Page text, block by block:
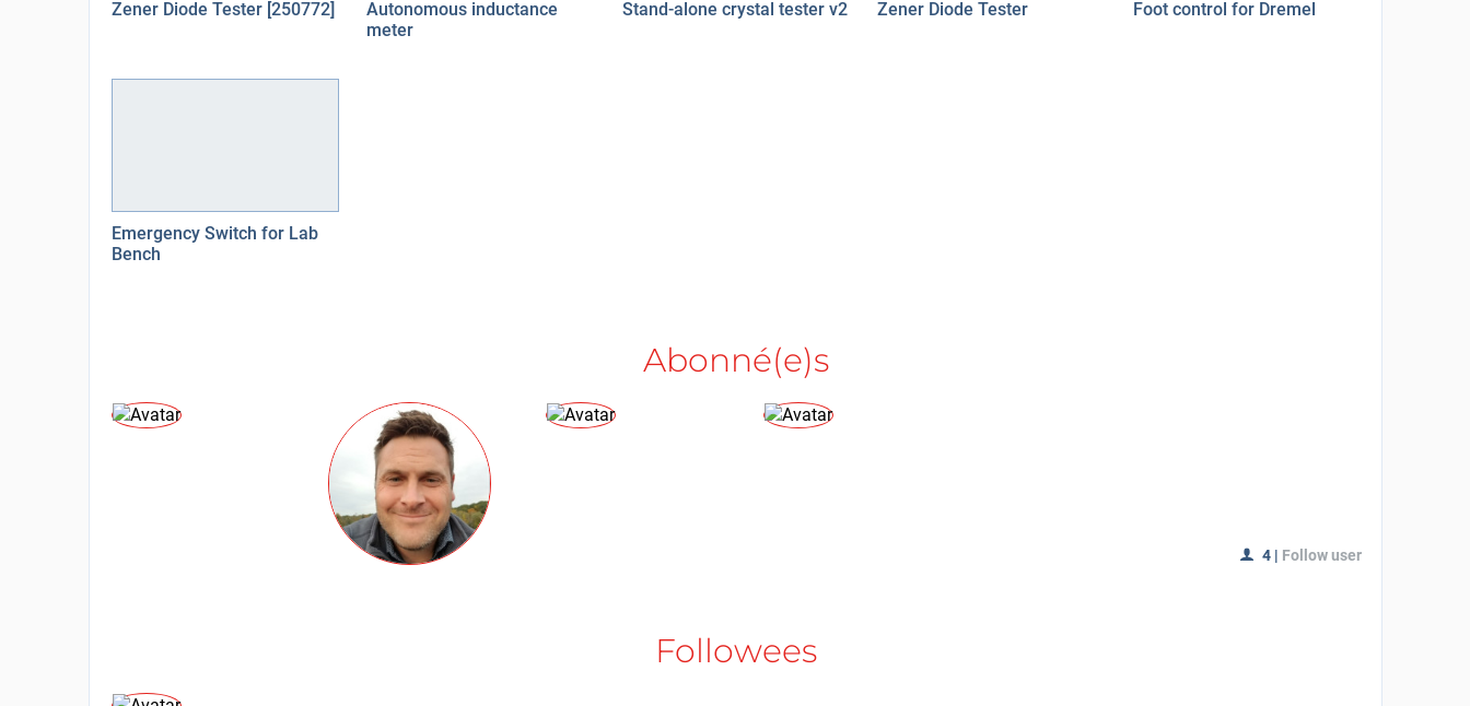
Zener Diode Tester [250772]
Autonomous inductance
meter
Stand-alone crystal tester v2 Zener Diode Tester Foot control for Dremel
Emergency Switch for Lab
Bench
Abonné(e)s
4 | Follow user
Followees